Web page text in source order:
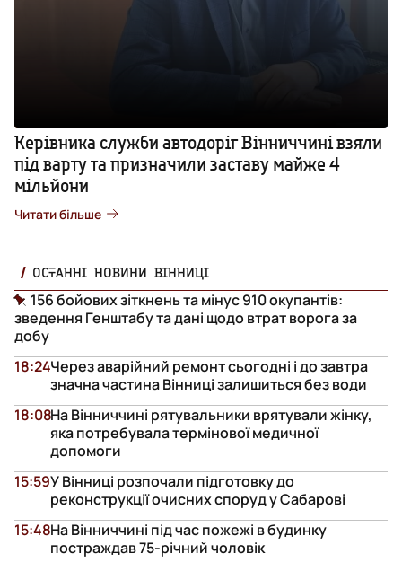
Керівника служби автодоріг Вінниччині взяли
під варту та призначили заставу майже 4
мільйони
Читати більше
ОСТАННІ НОВИНИ ВІННИЦІ
156 бойових зіткнень та мінус 910 окупантів:
зведення Генштабу та дані щодо втрат ворога за
добу
Через аварійний ремонт сьогодні і до завтра
значна частина Вінниці залишиться без води
18:24
На Вінниччині рятувальники врятували жінку,
яка потребувала термінової медичної
допомоги
18:08
У Вінниці розпочали підготовку до
реконструкції очисних споруд у Сабарові
15:59
На Вінниччині під час пожежі в будинку
постраждав 75-річний чоловік
15:48